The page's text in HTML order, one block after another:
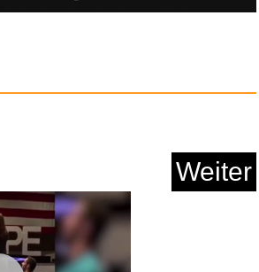
Bull...
Weiter